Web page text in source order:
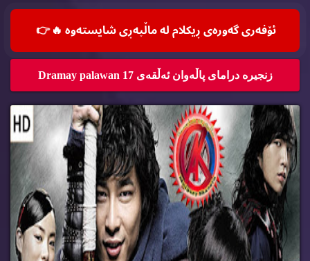
ئۆفه‌ری گه‌وره‌ی ڕیكلام له‌ ماڵپه‌ڕی شایسته‌وه‌ 🔥👉
زنجیره‌ درامای پاڵه‌وان ئه‌ڵقه‌ی 17 Dramay palawan